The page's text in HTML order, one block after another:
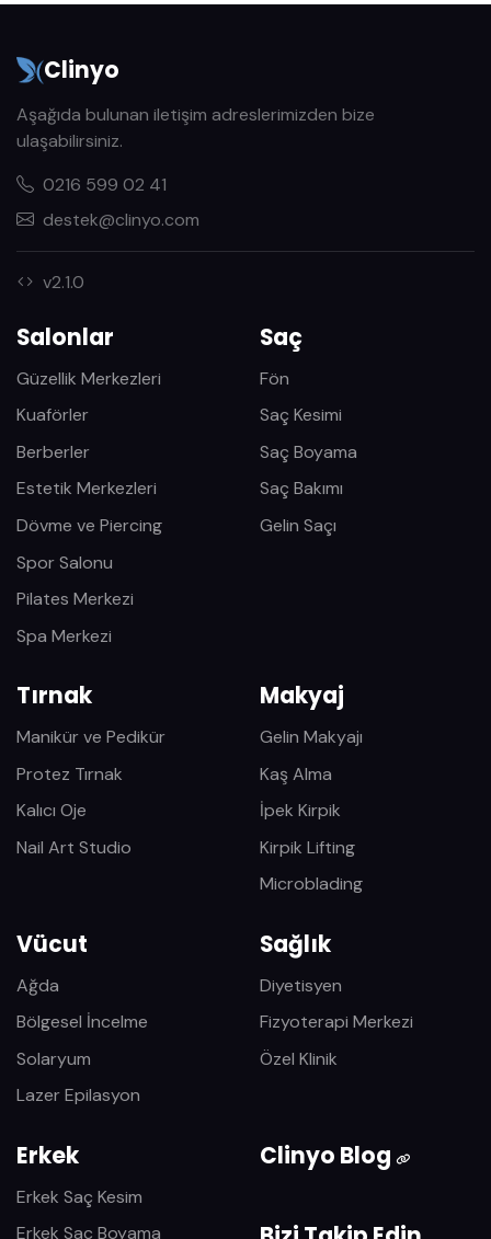
Clinyo
Aşağıda bulunan iletişim adreslerimizden bize
ulaşabilirsiniz.
0216 599 02 41
destek@clinyo.com
v2.1.0
Salonlar
Güzellik Merkezleri
Kuaförler
Berberler
Estetik Merkezleri
Dövme ve Piercing
Spor Salonu
Pilates Merkezi
Spa Merkezi
Saç
Fön
Saç Kesimi
Saç Boyama
Saç Bakımı
Gelin Saçı
Tırnak
Manikür ve Pedikür
Protez Tırnak
Kalıcı Oje
Nail Art Studio
Makyaj
Gelin Makyajı
Kaş Alma
İpek Kirpik
Kirpik Lifting
Microblading
Vücut
Ağda
Bölgesel İncelme
Solaryum
Lazer Epilasyon
Sağlık
Diyetisyen
Fizyoterapi Merkezi
Özel Klinik
Erkek
Erkek Saç Kesim
Erkek Saç Boyama
Clinyo Blog